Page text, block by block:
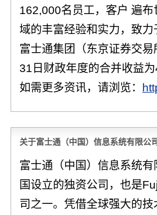
162,000名员工，客户 遍
域的丰富经验和实力，致
富士通集团（东京证券交
31日财政年度的合并收益
如需更多资讯，请浏览：
关于富士通（中国）信息系统有限公
富士通（中国）信息系统
国设立的独资公司，也是
司之一。凭借全球强大的